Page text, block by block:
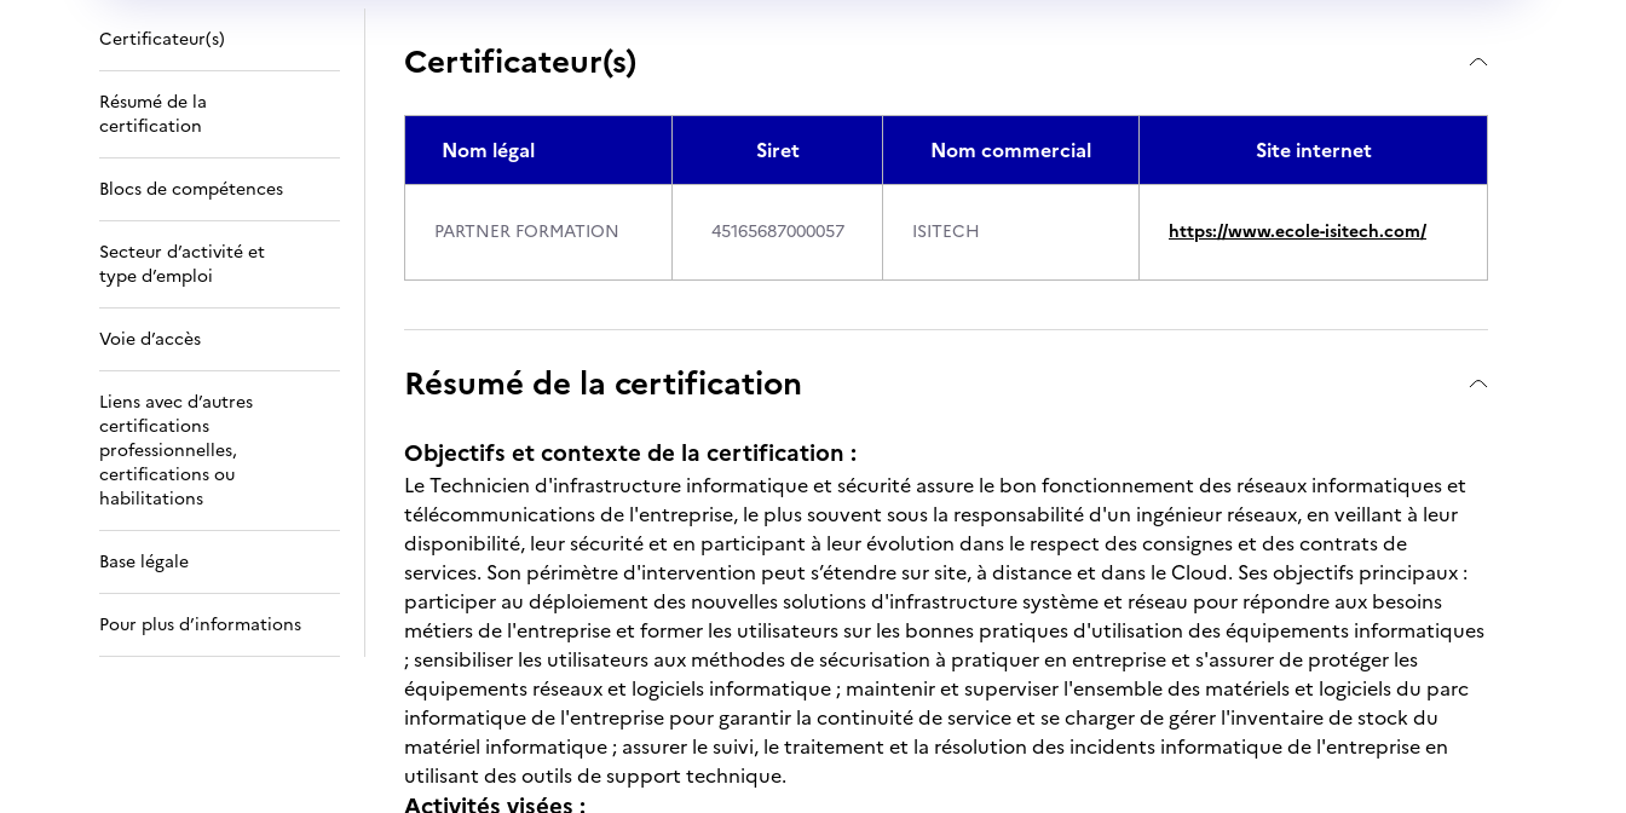
Certificateur(s)
Résumé de la
certification
Blocs de compétences
Secteur d’activité et
type d’emploi
Voie d’accès
Liens avec d’autres
certifications
professionnelles,
certifications ou
habilitations
Base légale
Pour plus d’informations
Certificateur(s)
Nom légal Siret Nom commercial Site internet
PARTNER FORMATION 45165687000057 ISITECH https://www.ecole-isitech.com/
Résumé de la certification
Objectifs et contexte de la certification :
Le Technicien d'infrastructure informatique et sécurité assure le bon fonctionnement des réseaux informatiques et
télécommunications de l'entreprise, le plus souvent sous la responsabilité d'un ingénieur réseaux, en veillant à leur
disponibilité, leur sécurité et en participant à leur évolution dans le respect des consignes et des contrats de
services. Son périmètre d'intervention peut s’étendre sur site, à distance et dans le Cloud. Ses objectifs principaux :
participer au déploiement des nouvelles solutions d'infrastructure système et réseau pour répondre aux besoins
métiers de l'entreprise et former les utilisateurs sur les bonnes pratiques d'utilisation des équipements informatiques
; sensibiliser les utilisateurs aux méthodes de sécurisation à pratiquer en entreprise et s'assurer de protéger les
équipements réseaux et logiciels informatique ; maintenir et superviser l'ensemble des matériels et logiciels du parc
informatique de l'entreprise pour garantir la continuité de service et se charger de gérer l'inventaire de stock du
matériel informatique ; assurer le suivi, le traitement et la résolution des incidents informatique de l'entreprise en
utilisant des outils de support technique.